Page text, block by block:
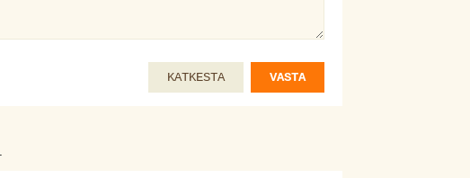
KATKESTA VASTA